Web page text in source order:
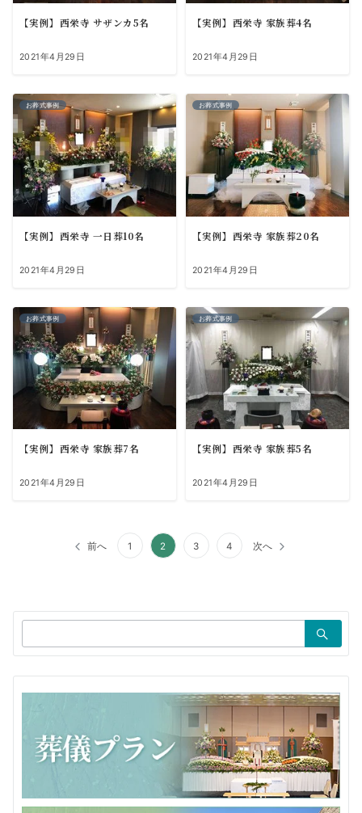
【実例】西栄寺 サザンカ5名
2021年4月29日
【実例】西栄寺 家族葬4名
2021年4月29日
お葬式事例
【実例】西栄寺 一日葬10名
2021年4月29日
お葬式事例
【実例】西栄寺 家族葬20名
2021年4月29日
お葬式事例
【実例】西栄寺 家族葬7名
2021年4月29日
お葬式事例
【実例】西栄寺 家族葬5名
2021年4月29日
ペ
ー
ジ
前へ 1 2 3 4 次へ
索：